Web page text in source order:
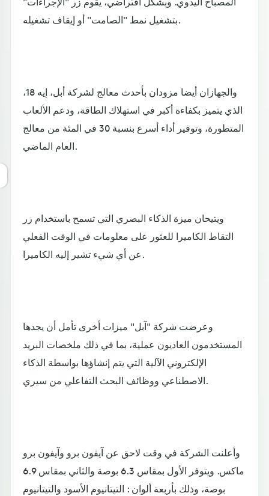
بتشغيل نمط "الصامت" أو إيقاف تشغيله.
والجهازان أيضا مزودان بأحدث معالج لشركة أبل، إيه 18،
الذي يتميز بكفاءة أكبر في استهلاك الطاقة، ودعم الألعاب
المتطورة، وتوفير أداء أسرع بنسبة 30 في المئة من معالج
العام الماضي.
ويتيحان ميزة الذكاء البصري التي تسمح باستخدام زر
التقاط الكاميرا للعثور على معلومات في الوقت الفعلي
عن أي شيء تشير إليه الكاميرا.
وعرضت شركة "آبل" ميزات أخرى تأمل أن يجدها
المستخدمون العاديون عملية، بما في ذلك ملخصات البريد
الإلكتروني الآلية التي يتم إنشاؤها بواسطة الذكاء
الاصطناعي ووظائف البحث التفاعلي من سيري.
وأعلنت الشركة في وقت لاحق عن آيفون برو وآيفون برو
ماكس. ويتوفر الأول بمقاس 6.3 بوصة والثاني بمقاس 6.9
بوصة، وذلك بأربعة ألوان : التيتانيوم الأسود والتيتانيوم